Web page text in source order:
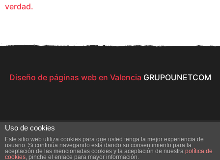
verdad.
Diseño de páginas web en Valencia GRUPOUNETCOM
© 2026 All Rights Reserved
Uso de cookies
Este sitio web utiliza cookies para que usted tenga la mejor experiencia de
usuario. Si continúa navegando está dando su consentimiento para la
aceptación de las mencionadas cookies y la aceptación de nuestra política de
cookies, pinche el enlace para mayor información.